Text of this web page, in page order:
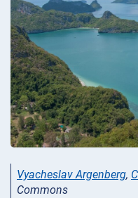
Vyacheslav Argenberg,
Commons